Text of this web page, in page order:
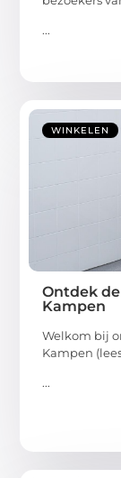
...
WINKELEN
Ontdek
Kampen
Welkom bij
Kampen
...